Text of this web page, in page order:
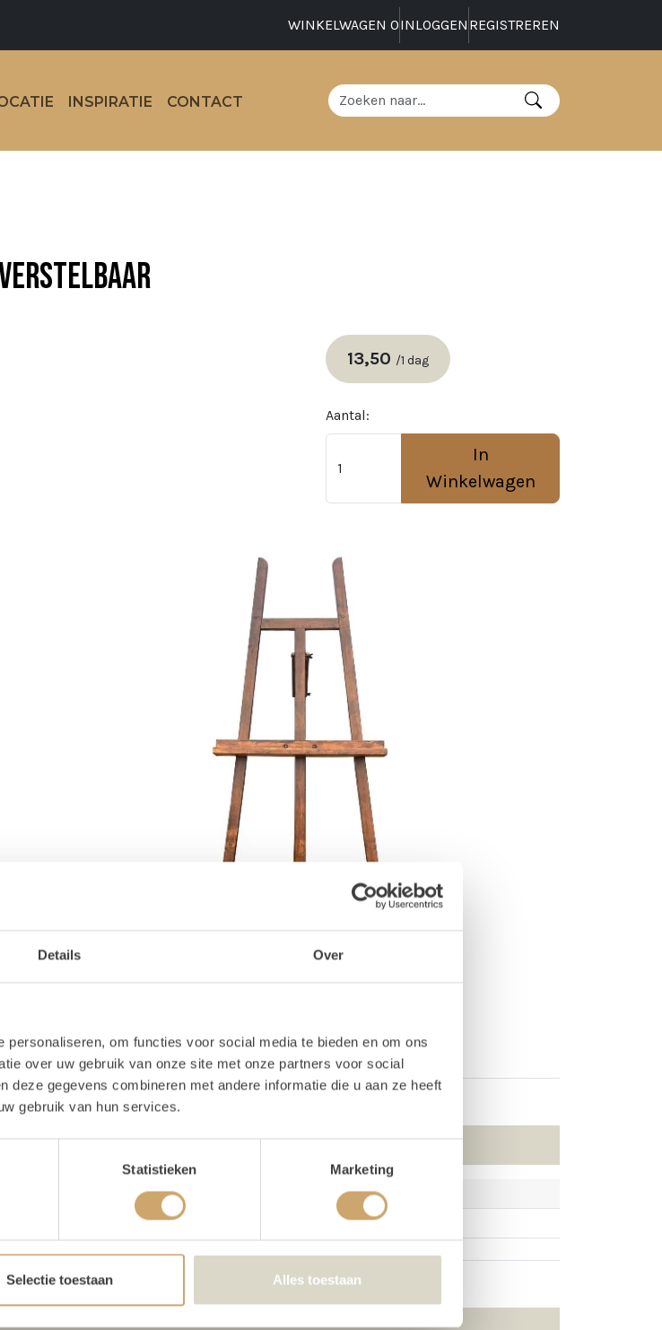
Details Over
om functies voor social media te bieden en om ons
over uw gebruik van onze site met onze partners voor social
deze gegevens combineren met andere informatie die u aan ze heeft
gebruik van hun services.
Statistieken Marketing
Selectie toestaan Alles toestaan
WINKELWAGEN 0INLOGGEN REGISTREREN
INSPIRATIE CONTACT
13,50 /1 dag
Aantal:
In
Winkelwagen